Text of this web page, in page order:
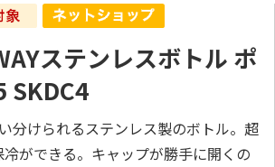
ステンレスボトル ポ
SKDC4
分けられるステンレス製のボトル。超
ができる。キャップが勝手に開くの